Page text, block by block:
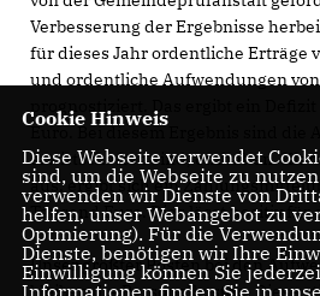
Verbesserung der Ergebnisse
für dieses Jahr ordentliche Erträge
und ordentliche Aufwendungen von
prognostiziert. Das ergibt ein Defizit
Euro. Bei diesem Ergebnis sind die
erwirtschaften sind, enthalten.
aus, ergibt sich ein
Tausend Euro. Dies lässt positiv
Unser größter Posten bei den
bleiben die Personalkosten. Diese
Cookie Hinweis
Diese Webseite verwendet
sind, um die Webseite zu
verwenden wir Dienste von
helfen, unser Webangebot zu
Optmierung). Für die
Dienste, benötigen wir Ihre
Einwilligung können Sie
Informationen finden Sie in